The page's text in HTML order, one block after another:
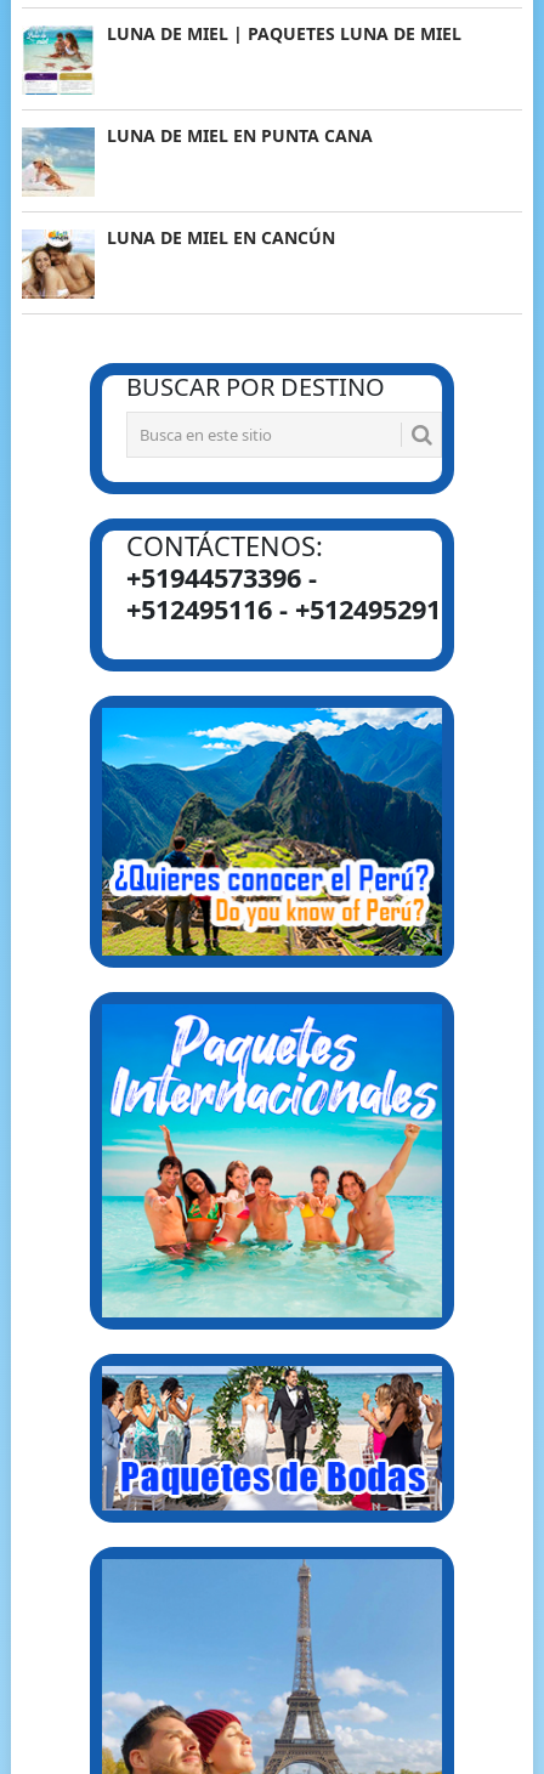
LUNA DE MIEL | PAQUETES LUNA DE MIEL
LUNA DE MIEL EN PUNTA CANA
LUNA DE MIEL EN CANCÚN
BUSCAR POR DESTINO
CONTÁCTENOS:
+51944573396 -
+512495116 - +512495291